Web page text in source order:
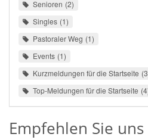
Senioren 2
Singles 1
Pastoraler Weg 1
Events 1
Kurzmeldungen für die Startseite 3
Top-Meldungen für die Startseite 4
Empfehlen Sie uns